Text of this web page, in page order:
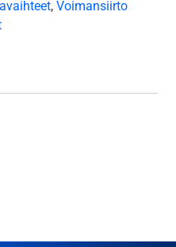
,Voimansiirto